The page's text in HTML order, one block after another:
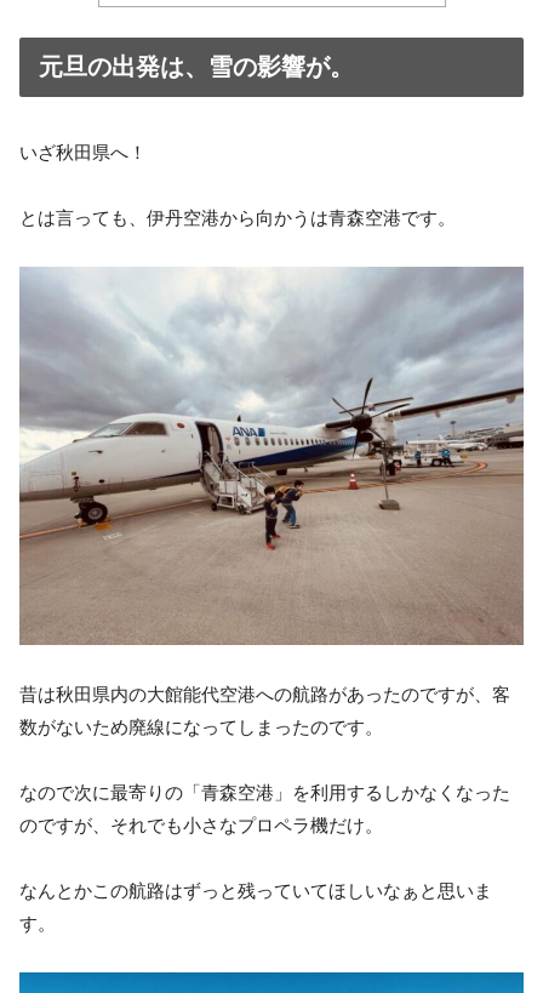
元旦の出発は、雪の影響が。
いざ秋田県へ！
とは言っても、伊丹空港から向かうは青森空港です。
昔は秋田県内の大館能代空港への航路があったのですが、客
数がないため廃線になってしまったのです。
なので次に最寄りの「青森空港」を利用するしかなくなった
のですが、それでも小さなプロペラ機だけ。
なんとかこの航路はずっと残っていてほしいなぁと思いま
す。